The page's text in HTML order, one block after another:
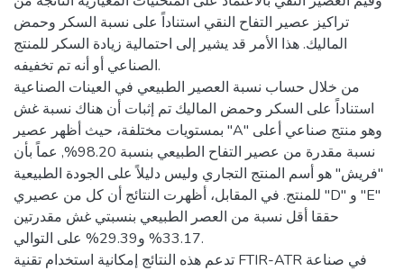
تراكيز عصير التفاح النقي استناداً على نسبة السكر وحمض
الماليك. هذا الأمر قد يشير إلى احتمالية زيادة السكر للمنتج
الصناعي أو أنه تم تخفيفه.
من خلال حساب نسبة العصير الطبيعي في العينات الصناعية
استناداً على السكر وحمض الماليك تم إثبات أن هناك نسبة غش
بمستويات مختلفة، حيث أظهر عصير "A" وهو منتج صناعي أعلى
نسبة مقدرة من عصير التفاح الطبيعي بنسبة 98.20%, عماً بأن
"فريش" هو أسم المنتج التجاري وليس دليلاً على الجودة الطبيعية
للمنتج. في المقابل، أظهرت النتائج أن كل من عصيري "D" و "E"
حققا أقل نسبة من العصر الطبيعي بنسبتي غش مقدرتين
33.17% و29.39% على التوالي.
تدعم هذه النتائج إمكانية استخدام تقنية FTIR-ATR في صناعة